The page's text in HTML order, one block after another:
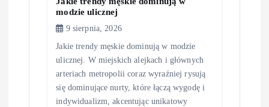
modzie ulicznej
9 sierpnia, 2026
Jakie trendy męskie dominują w modzie
ulicznej. W miejskich alejkach i głównych
arteriach metropolii coraz wyraźniej rysują
się dominujące nurty, które łączą wygodę i
indywidualizm, akcentując unikatowy